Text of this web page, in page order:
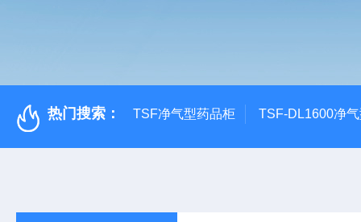
热门搜索： TSF净气型药品柜 TSF-DL1600净